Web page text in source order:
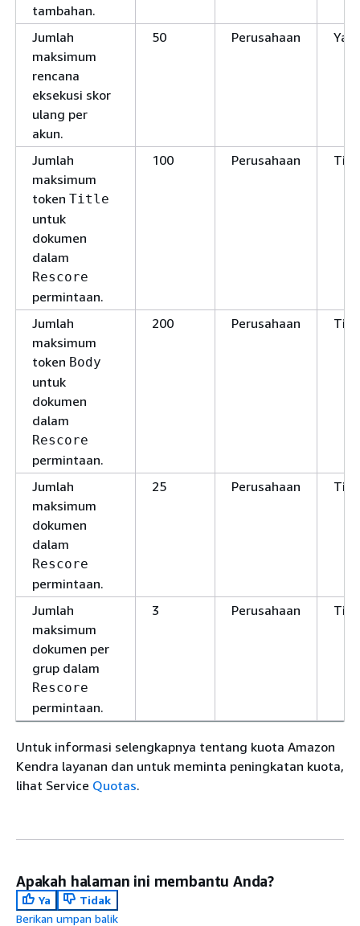
tambahan.
Jumlah
maksimum
rencana
eksekusi skor
ulang per
akun.
50 Perusahaan Ya
Jumlah
maksimum
token Title
untuk
dokumen
dalam
Rescore
permintaan.
100 Perusahaan
Jumlah
maksimum
token Body
untuk
dokumen
dalam
Rescore
permintaan.
200 Perusahaan
Jumlah
maksimum
dokumen
dalam
Rescore
permintaan.
25 Perusahaan
Jumlah
maksimum
dokumen per
grup dalam
Rescore
permintaan.
3 Perusahaan
Untuk informasi selengkapnya tentang kuota Amazon
Kendra layanan dan untuk meminta peningkatan kuota,
lihat Service Quotas.
Apakah halaman ini membantu Anda?
Ya
Tidak
Berikan umpan balik